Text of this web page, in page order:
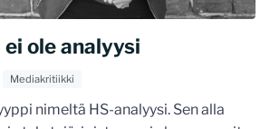
ole analyysi
Mediakritiikki
nimeltä HS-analyysi. Sen alla